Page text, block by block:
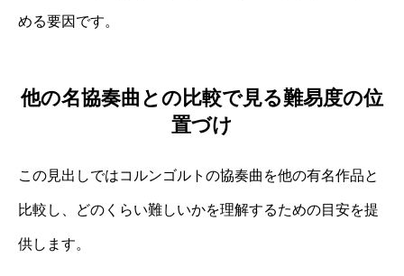
める要因です。
他の名協奏曲との比較で見る難易度の位
置づけ
この見出しではコルンゴルトの協奏曲を他の有名作品と
比較し、どのくらい難しいかを理解するための目安を提
供します。